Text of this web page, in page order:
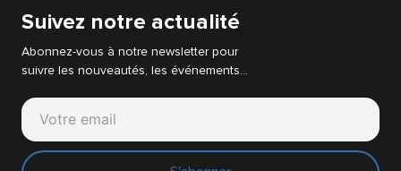
Support Cyllene
Suivez notre actualité
Abonnez-vous à notre newsletter pour
suivre les nouveautés, les événements…